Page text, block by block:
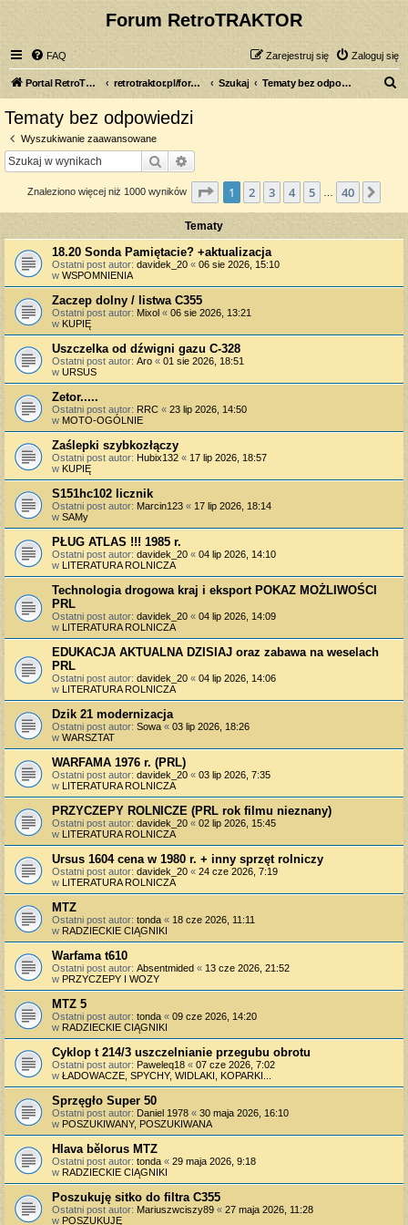
Forum RetroTRAKTOR
FAQ Zaloguj się
Zarejestruj się
Portal RetroTRAKTOR.pl retrotraktor.pl/forum Szukaj Tematy bez odpowiedzi
Tematy bez odpowiedzi
Wyszukiwanie zaawansowane
Szukaj
Znaleziono więcej niż 1000 wyników Strona z40
1 2 3 4 5 40
Tematy
18.20 Sonda Pamiętacie? +aktualizacja
Ostatni post autor: davidek_20 « 06 sie 2026, 15:10
w WSPOMNIENIA
Zaczep dolny / listwa C355
Ostatni post autor: Mixol « 06 sie 2026, 13:21
w KUPIĘ
Uszczelka od dźwigni gazu C-328
Ostatni post autor: Aro « 01 sie 2026, 18:51
w URSUS
Zetor.....
Ostatni post autor: RRC « 23 lip 2026, 14:50
w MOTO-OGÓLNIE
Zaślepki szybkozłączy
Ostatni post autor: Hubix132 « 17 lip 2026, 18:57
w KUPIĘ
S151hc102 licznik
Ostatni post autor: Marcin123 « 17 lip 2026, 18:14
w SAMy
PŁUG ATLAS !!! 1985 r.
Ostatni post autor: davidek_20 « 04 lip 2026, 14:10
w LITERATURA ROLNICZA
Technologia drogowa kraj i eksport POKAZ MOŻLIWOŚCI
PRL
Ostatni post autor: davidek_20 « 04 lip 2026, 14:09
w LITERATURA ROLNICZA
EDUKACJA AKTUALNA DZISIAJ oraz zabawa na weselach
PRL
Ostatni post autor: davidek_20 « 04 lip 2026, 14:06
w LITERATURA ROLNICZA
Dzik 21 modernizacja
Ostatni post autor: Sowa « 03 lip 2026, 18:26
w WARSZTAT
WARFAMA 1976 r. (PRL)
Ostatni post autor: davidek_20 « 03 lip 2026, 7:35
w LITERATURA ROLNICZA
PRZYCZEPY ROLNICZE (PRL rok filmu nieznany)
Ostatni post autor: davidek_20 « 02 lip 2026, 15:45
w LITERATURA ROLNICZA
Ursus 1604 cena w 1980 r. + inny sprzęt rolniczy
Ostatni post autor: davidek_20 « 24 cze 2026, 7:19
w LITERATURA ROLNICZA
MTZ
Ostatni post autor: tonda « 18 cze 2026, 11:11
w RADZIECKIE CIĄGNIKI
Warfama t610
Ostatni post autor: Absentmided « 13 cze 2026, 21:52
w PRZYCZEPY I WOZY
MTZ 5
Ostatni post autor: tonda « 09 cze 2026, 14:20
w RADZIECKIE CIĄGNIKI
Cyklop t 214/3 uszczelnianie przegubu obrotu
Ostatni post autor: Paweleq18 « 07 cze 2026, 7:02
w ŁADOWACZE, SPYCHY, WIDLAKI, KOPARKI...
Sprzęgło Super 50
Ostatni post autor: Daniel 1978 « 30 maja 2026, 16:10
w POSZUKIWANY, POSZUKIWANA
Hlava bělorus MTZ
Ostatni post autor: tonda « 29 maja 2026, 9:18
w RADZIECKIE CIĄGNIKI
Poszukuję sitko do filtra C355
Ostatni post autor: Mariuszwciszy89 « 27 maja 2026, 11:28
w POSZUKUJĘ